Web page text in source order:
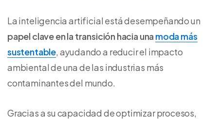
La inteligencia artificial está desempeñando un
papel clave en la transición hacia una moda más
sustentable, ayudando a reducir el impacto
ambiental de una de las industrias más
contaminantes del mundo.
Gracias a su capacidad de optimizar procesos,